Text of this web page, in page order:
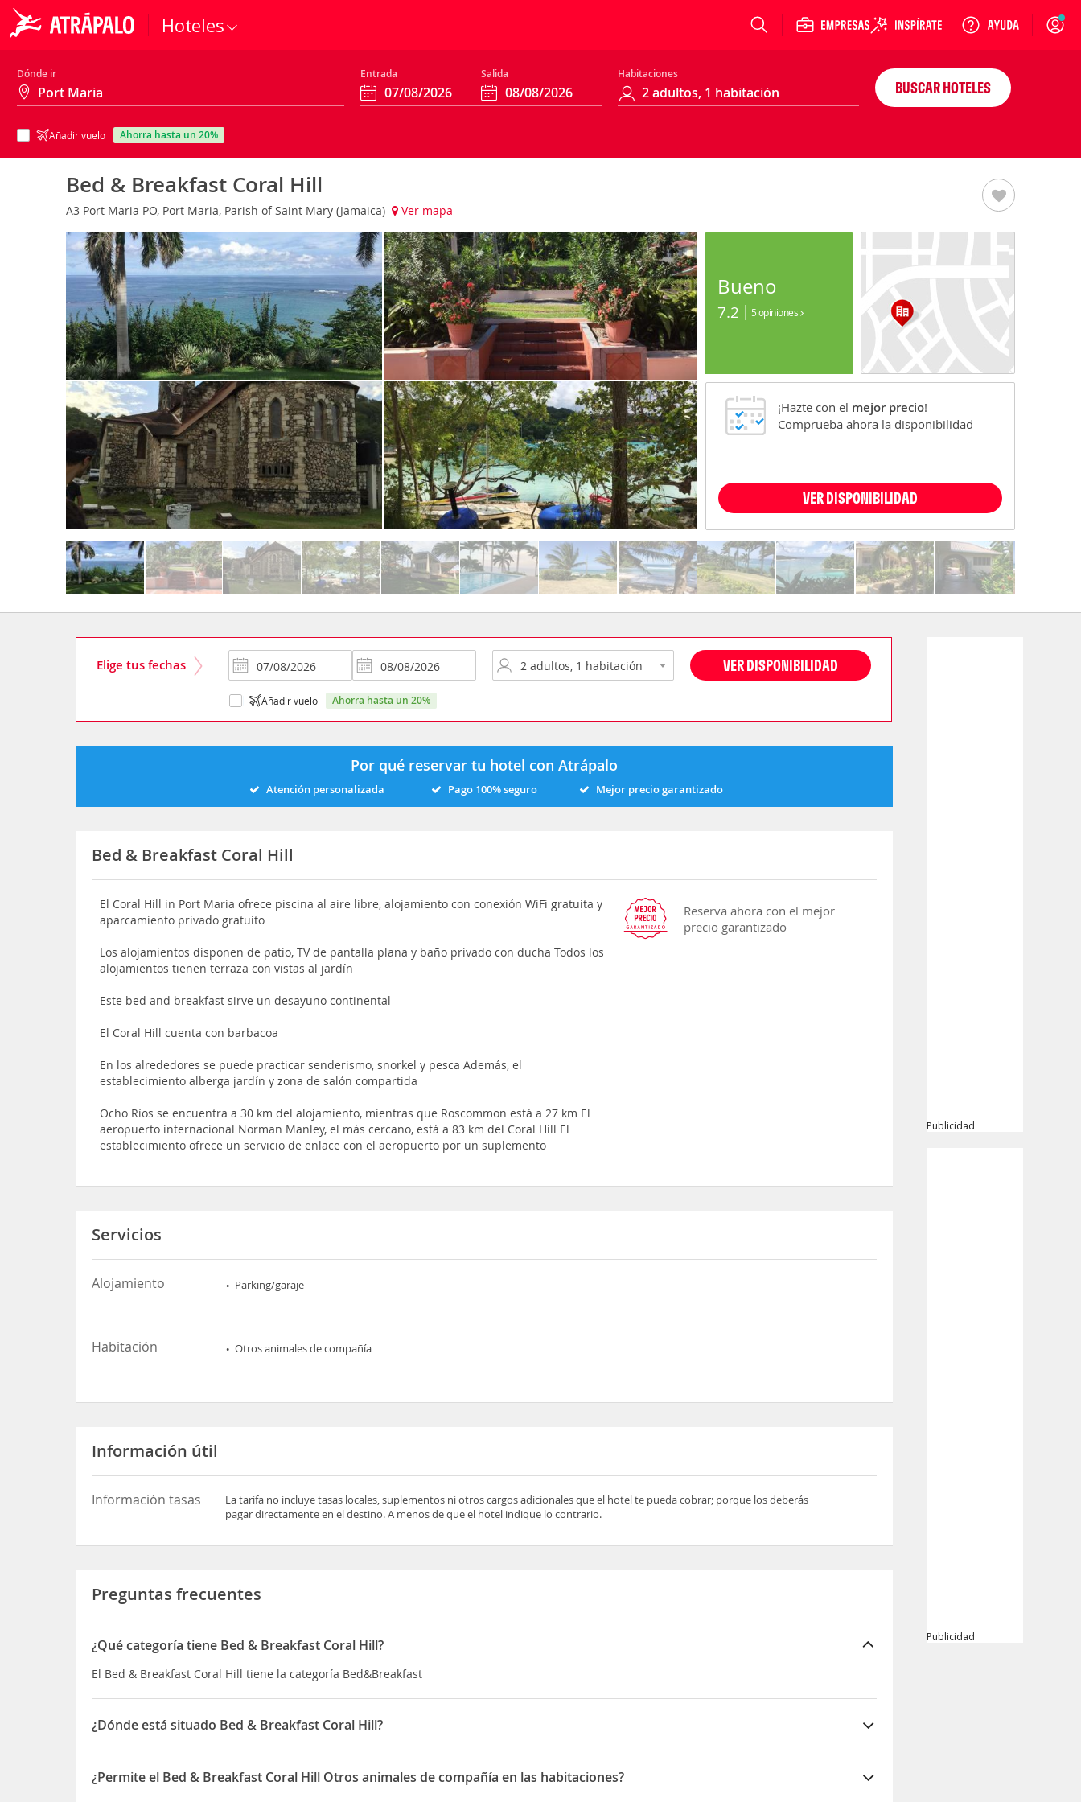
Hoteles Login
Dónde ir Entrada Salida Habitaciones
Añadir vuelo ahorra hasta un 20%
BUSCAR HOTELES
Bed & Breakfast Coral Hill
A3 Port Maria PO, Port Maria, Parish of Saint Mary (Jamaica) Ver mapa
Bueno
7.2 5 opiniones
¡Hazte con el mejor precio!
Comprueba ahora la disponibilidad
VER DISPONIBILIDAD
Elige tus fechas VER DISPONIBILIDAD
Añadir vuelo ahorra hasta un 20%
Por qué reservar tu hotel con Atrápalo
Atención personalizada Pago 100% seguro Mejor precio garantizado
Bed & Breakfast Coral Hill
El Coral Hill in Port Maria ofrece piscina al aire libre, alojamiento con conexión WiFi gratuita y
aparcamiento privado gratuito
Los alojamientos disponen de patio, TV de pantalla plana y baño privado con ducha Todos los
alojamientos tienen terraza con vistas al jardín
Este bed and breakfast sirve un desayuno continental
El Coral Hill cuenta con barbacoa
En los alrededores se puede practicar senderismo, snorkel y pesca Además, el
establecimiento alberga jardín y zona de salón compartida
Ocho Ríos se encuentra a 30 km del alojamiento, mientras que Roscommon está a 27 km El
aeropuerto internacional Norman Manley, el más cercano, está a 83 km del Coral Hill El
establecimiento ofrece un servicio de enlace con el aeropuerto por un suplemento
Reserva ahora con el mejor
precio garantizado
Servicios
Alojamiento Parking/garaje
Habitación Otros animales de compañía
Información útil
Información tasas
La tarifa no incluye tasas locales, suplementos ni otros cargos adicionales que el hotel te pueda cobrar; porque los deberás
pagar directamente en el destino. A menos de que el hotel indique lo contrario.
Preguntas frecuentes
¿Qué categoría tiene Bed & Breakfast Coral Hill?
El Bed & Breakfast Coral Hill tiene la categoría Bed&Breakfast
¿Dónde está situado Bed & Breakfast Coral Hill?
El Bed & Breakfast Coral Hill está situado en A3 Port Maria PO
¿Permite el Bed & Breakfast Coral Hill Otros animales de compañía en las habitaciones?
Publicidad
Publicidad